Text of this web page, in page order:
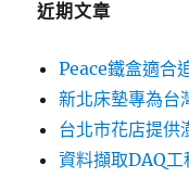
近期文章
Peace鐵盒適合
新北床墊專為台
台北市花店提供
資料擷取DAQ